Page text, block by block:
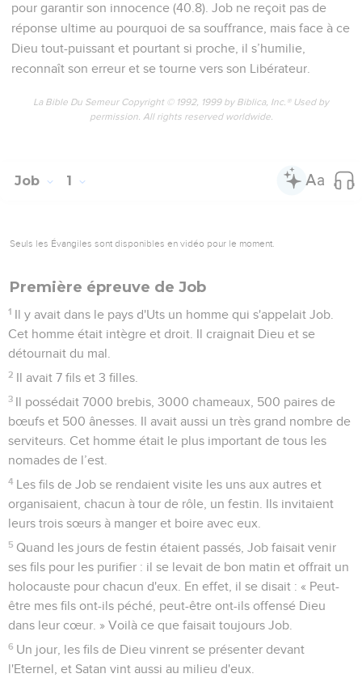
pour garantir son innocence (40.8). Job ne reçoit pas de
réponse ultime au pourquoi de sa souffrance, mais face à ce
Dieu tout-puissant et pourtant si proche, il s’humilie,
reconnaît son erreur et se tourne vers son Libérateur.
La Bible Du Semeur Copyright © 1992, 1999 by Biblica, Inc.® Used by
permission. All rights reserved worldwide.
Job 1
Seuls les Évangiles sont disponibles en vidéo pour le moment.
Première épreuve de Job
1 Il y avait dans le pays d'Uts un homme qui s'appelait Job.
Cet homme était intègre et droit. Il craignait Dieu et se
détournait du mal.
2 Il avait 7 fils et 3 filles.
3 Il possédait 7000 brebis, 3000 chameaux, 500 paires de
bœufs et 500 ânesses. Il avait aussi un très grand nombre de
serviteurs. Cet homme était le plus important de tous les
nomades de l’est.
4 Les fils de Job se rendaient visite les uns aux autres et
organisaient, chacun à tour de rôle, un festin. Ils invitaient
leurs trois sœurs à manger et boire avec eux.
5 Quand les jours de festin étaient passés, Job faisait venir
ses fils pour les purifier : il se levait de bon matin et offrait un
holocauste pour chacun d'eux. En effet, il se disait : « Peut-
être mes fils ont-ils péché, peut-être ont-ils offensé Dieu
dans leur cœur. » Voilà ce que faisait toujours Job.
6 Un jour, les fils de Dieu vinrent se présenter devant
l'Eternel, et Satan vint aussi au milieu d'eux.